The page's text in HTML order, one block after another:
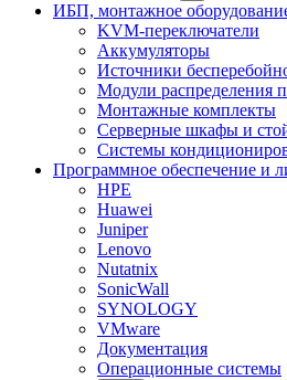
ИБП, монтажное
KVM-переключатели
Аккумуляторы
Источники
Модули распределения
Монтажные комплекты
Серверные шкафы и
Системы
Программное обеспечение и
HPE
Huawei
Juniper
Lenovo
Nutatnix
SonicWall
SYNOLOGY
VMware
Документация
Операционные системы